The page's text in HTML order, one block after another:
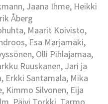
Jaana Ihme, Heikki
Åberg
Maarit Koivisto,
Esa Marjamäki,
Olli Pihlajamaa,
Ruuskanen, Jari ja
Erkki Santamala, Mika
Kimmo Silvonen, Eija